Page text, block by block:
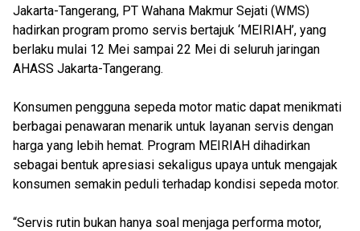
Jakarta-Tangerang, PT Wahana Makmur Sejati (WMS)
hadirkan program promo servis bertajuk ‘MEIRIAH’, yang
berlaku mulai 12 Mei sampai 22 Mei di seluruh jaringan
AHASS Jakarta-Tangerang.
Konsumen pengguna sepeda motor matic dapat menikmati
berbagai penawaran menarik untuk layanan servis dengan
harga yang lebih hemat. Program MEIRIAH dihadirkan
sebagai bentuk apresiasi sekaligus upaya untuk mengajak
konsumen semakin peduli terhadap kondisi sepeda motor.
“Servis rutin bukan hanya soal menjaga performa motor,